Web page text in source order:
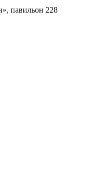
павильон 228